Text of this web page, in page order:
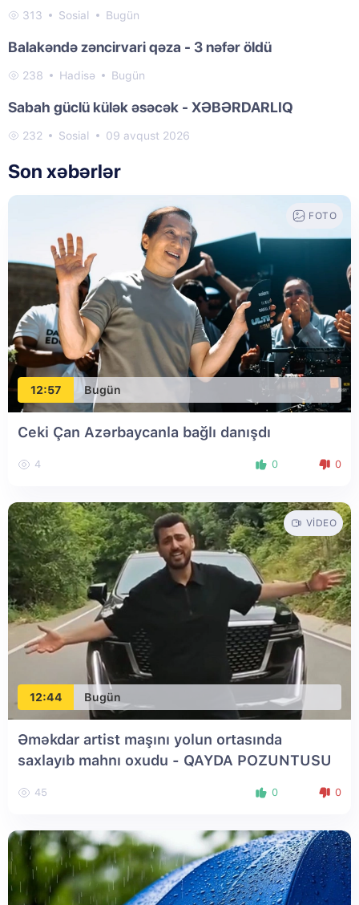
313 Sosial Bugün
Balakəndə zəncirvari qəza - 3 nəfər öldü
238 Hadisə Bugün
Sabah güclü külək əsəcək - XƏBƏRDARLIQ
232 Sosial 09 avqust 2026
Son xəbərlər
12:57 Bugün
FOTO
Ceki Çan Azərbaycanla bağlı danışdı
4 0 0
12:44 Bugün
VIDEO
Əməkdar artist maşını yolun ortasında
saxlayıb mahnı oxudu - QAYDA POZUNTUSU
45 0 0